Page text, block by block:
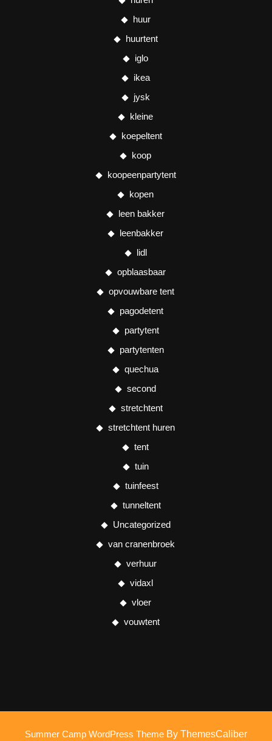
huur
huurtent
iglo
ikea
jysk
kleine
koepeltent
koop
koopeenpartytent
kopen
leen bakker
leenbakker
lidl
opblaasbaar
opvouwbare tent
pagodetent
partytent
partytenten
quechua
second
stretchtent
stretchtent huren
tent
tuin
tuinfeest
tunneltent
Uncategorized
van cranenbroek
verhuur
vidaxl
vloer
vouwtent
Summer Camp WordPress Theme By ThemesCaliber